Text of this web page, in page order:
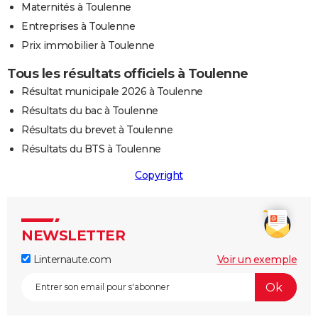
Maternités à Toulenne
Entreprises à Toulenne
Prix immobilier à Toulenne
Tous les résultats officiels à Toulenne
Résultat municipale 2026 à Toulenne
Résultats du bac à Toulenne
Résultats du brevet à Toulenne
Résultats du BTS à Toulenne
Copyright
NEWSLETTER
Linternaute.com Voir un exemple